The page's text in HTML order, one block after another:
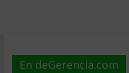
En deGerencia.com